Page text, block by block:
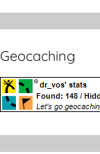
Geocaching